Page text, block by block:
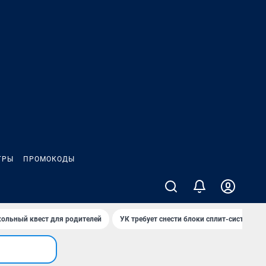
ПРОМОКОДЫ
квест для родителей УК требует снести блоки сплит-систем